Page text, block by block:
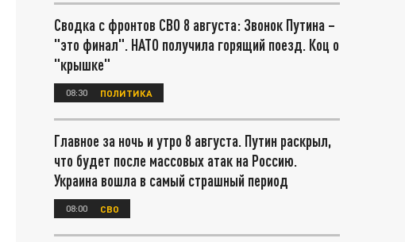
Сводка с фронтов СВО 8 августа: Звонок Путина –
"это финал". НАТО получила горящий поезд. Коц о
"крышке"
08:30 ПОЛИТИКА
Главное за ночь и утро 8 августа. Путин раскрыл,
что будет после массовых атак на Россию.
Украина вошла в самый страшный период
08:00 СВО